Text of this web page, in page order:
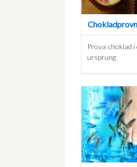
Prova choklad
ursprung